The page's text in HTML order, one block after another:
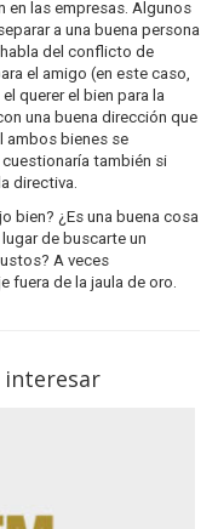
en las empresas. Algunos
a una buena persona
del conflicto de
el amigo (en este caso,
querer el bien para la
una buena dirección que
ambos bienes se
también si
directiva.
bien? ¿Es una buena cosa
de buscarte un
A veces
fuera de la jaula de oro.
interesar